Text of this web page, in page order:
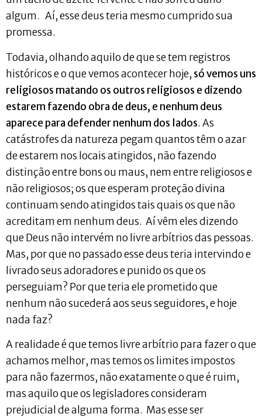
algum. Aí, esse deus teria mesmo cumprido sua
promessa.
Todavia, olhando aquilo de que se tem registros
históricos e o que vemos acontecer hoje, só vemos uns
religiosos matando os outros religiosos e dizendo
estarem fazendo obra de deus, e nenhum deus
aparece para defender nenhum dos lados. As
catástrofes da natureza pegam quantos têm o azar
de estarem nos locais atingidos, não fazendo
distinção entre bons ou maus, nem entre religiosos e
não religiosos; os que esperam proteção divina
continuam sendo atingidos tais quais os que não
acreditam em nenhum deus. Aí vêm eles dizendo
que Deus não intervém no livre arbítrios das pessoas.
Mas, por que no passado esse deus teria intervindo e
livrado seus adoradores e punido os que os
perseguiam? Por que teria ele prometido que
nenhum não sucederá aos seus seguidores, e hoje
nada faz?
A realidade é que temos livre arbítrio para fazer o que
achamos melhor, mas temos os limites impostos
para não fazermos, não exatamente o que é ruim,
mas aquilo que os legisladores consideram
prejudicial de alguma forma. Mas esse ser